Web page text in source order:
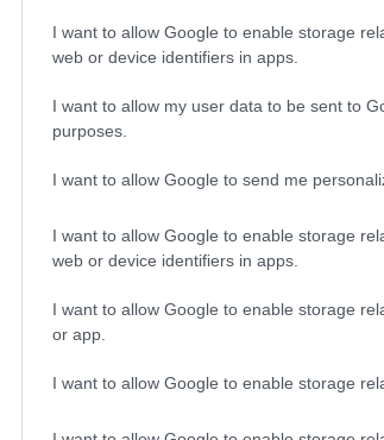
I want to allow Google to enable storage
web or device identifiers in apps.
I want to allow my user data to be sent to
purposes.
I want to allow Google to send me
I want to allow Google to enable storage
web or device identifiers in apps.
I want to allow Google to enable storage
or app.
I want to allow Google to enable storage